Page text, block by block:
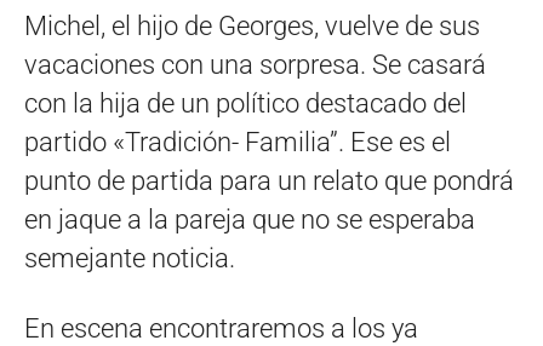
Michel, el hijo de Georges, vuelve de sus
vacaciones con una sorpresa. Se casará
con la hija de un político destacado del
partido «Tradición- Familia”. Ese es el
punto de partida para un relato que pondrá
en jaque a la pareja que no se esperaba
semejante noticia.
En escena encontraremos a los ya